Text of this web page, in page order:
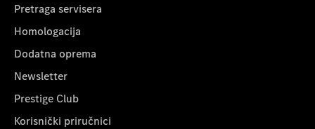
Pretraga servisera
Homologacija
Dodatna oprema
Newsletter
Prestige Club
Korisnički priručnici